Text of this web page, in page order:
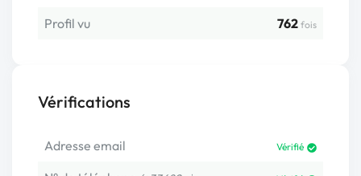
Profil vu
762 fois
Vérifications
Adresse email Vérifié